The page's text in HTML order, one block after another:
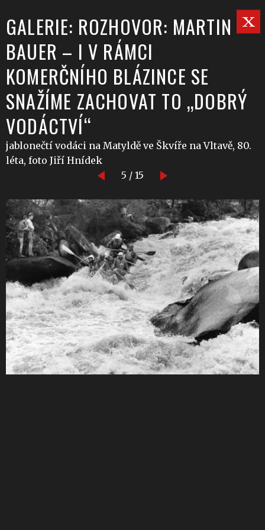
GALERIE: ROZHOVOR: MARTIN
BAUER – I V RÁMCI
KOMERČNÍHO BLÁZINCE SE
SNAŽÍME ZACHOVAT TO „DOBRÝ
VODÁCTVÍ“
jablonečtí vodáci na Matyldě ve Škvíře na Vltavě, 80.
léta, foto Jiří Hnídek
5 / 15